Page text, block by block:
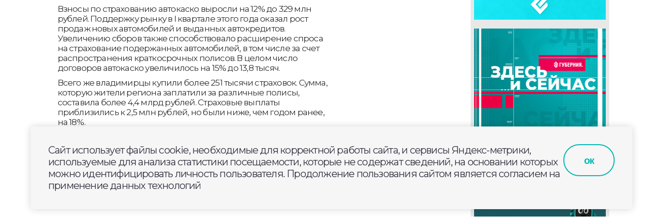
Взносы по страхованию автокаско выросли на 12% до 329 млн
рублей. Поддержку рынку в I квартале этого года оказал рост
продаж новых автомобилей и выданных автокредитов.
Увеличению сборов также способствовало расширение спроса
на страхование подержанных автомобилей, в том числе за счет
распространения краткосрочных полисов. В целом число
договоров автокаско увеличилось на 15% до 13,8 тысяч.
Всего же владимирцы купили более 251 тысячи страховок. Сумма,
которую жители региона заплатили за различные полисы,
составила более 4,4 млрд рублей. Страховые выплаты
приблизились к 2,5 млн рублей, но были ниже, чем годом ранее,
на 18%.
Сайт использует файлы cookie, необходимые для корректной работы сайта, и сервисы Яндекс-метрики,
используемые для анализа статистики посещаемости, которые не содержат сведений, на основании которых
можно идентифицировать личность пользователя. Продолжение пользования сайтом является согласием на
применение данных технологий
ок